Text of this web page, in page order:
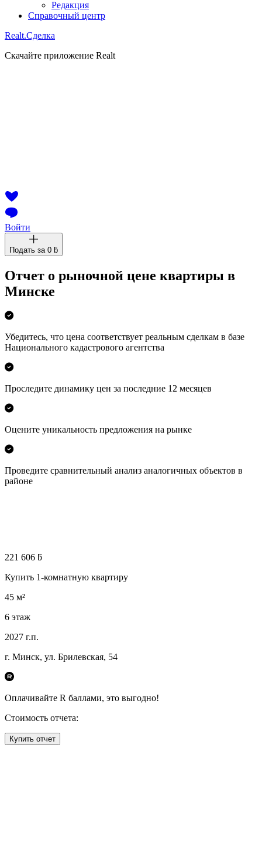
Редакция
Справочный центр
Realt.Сделка
Скачайте приложение Realt
Войти
Подать за 0 ƃ
Отчет о рыночной цене квартиры в
Минске
Убедитесь, что цена соответствует реальным сделкам в базе
Национального кадастрового агентства
Проследите динамику цен за последние 12 месяцев
Оцените уникальность предложения на рынке
Проведите сравнительный анализ аналогичных объектов в
районе
221 606 ƃ
Купить 1-комнатную квартиру
45 м²
6 этаж
2027 г.п.
г. Минск, ул. Брилевская, 54
Оплачивайте R баллами, это выгодно!
Стоимость отчета:
Купить отчет